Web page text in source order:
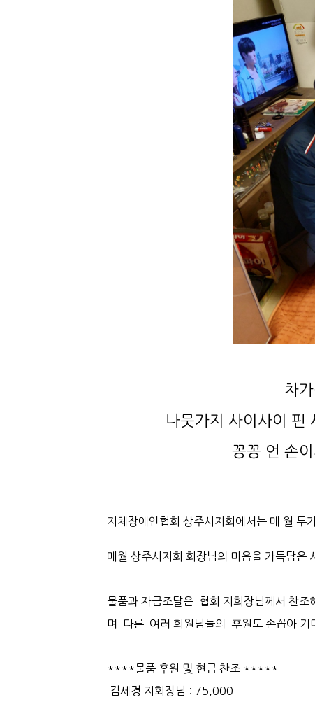
차
나뭇가지 사이사이 핀
꽁꽁 언 손
지체장애인협회 상주시지회에서는 매 월 두
매월 상주시지회 회장님의 마음을 가득담은
며 다른 여러 회원님들의 후원도 손꼽아 기
****물품 후원 및 현금 찬조 *****
김세경 지회장님 : 75,000